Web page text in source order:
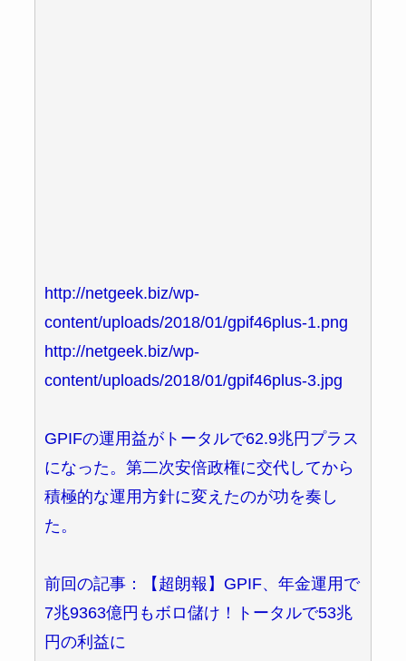
http://netgeek.biz/wp-
content/uploads/2018/01/gpif46plus-1.png
http://netgeek.biz/wp-
content/uploads/2018/01/gpif46plus-3.jpg
GPIFの運用益がトータルで62.9兆円プラス
になった。第二次安倍政権に交代してから
積極的な運用方針に変えたのが功を奏し
た。
前回の記事：【超朗報】GPIF、年金運用で
7兆9363億円もボロ儲け！トータルで53兆
円の利益に